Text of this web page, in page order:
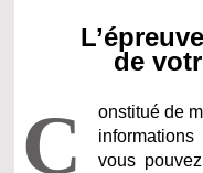
de
C
onstitué de
vous